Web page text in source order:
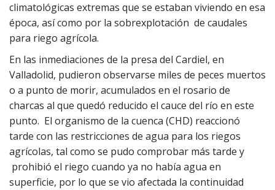
climatológicas extremas que se estaban viviendo en esa
época, así como por la sobrexplotación de caudales
para riego agrícola.
En las inmediaciones de la presa del Cardiel, en
Valladolid, pudieron observarse miles de peces muertos
o a punto de morir, acumulados en el rosario de
charcas al que quedó reducido el cauce del río en este
punto. El organismo de la cuenca (CHD) reaccionó
tarde con las restricciones de agua para los riegos
agrícolas, tal como se pudo comprobar más tarde y
prohibió el riego cuando ya no había agua en
superficie, por lo que se vio afectada la continuidad